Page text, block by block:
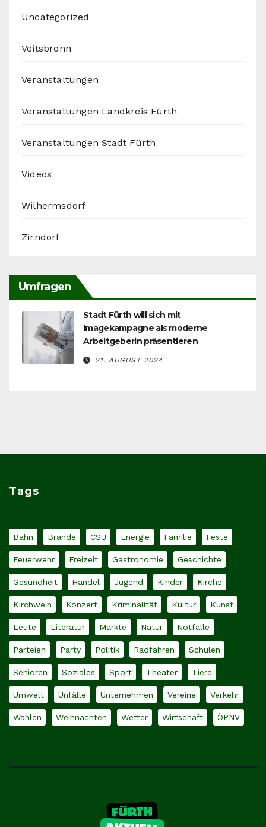
Uncategorized
Veitsbronn
Veranstaltungen
Veranstaltungen Landkreis Fürth
Veranstaltungen Stadt Fürth
Videos
Wilhermsdorf
Zirndorf
Umfragen
Stadt Fürth will sich mit
Imagekampagne als moderne
Arbeitgeberin präsentieren
21. AUGUST 2024
Tags
Bahn Brände CSU Energie Familie Feste
Feuerwehr Freizeit Gastronomie Geschichte
Gesundheit Handel Jugend Kinder Kirche
Kirchweih Konzert Kriminalität Kultur Kunst
Leute Literatur Märkte Natur Notfälle
Parteien Party Politik Radfahren Schulen
Senioren Soziales Sport Theater Tiere
Umwelt Unfälle Unternehmen Vereine Verkehr
Wahlen Weihnachten Wetter Wirtschaft ÖPNV